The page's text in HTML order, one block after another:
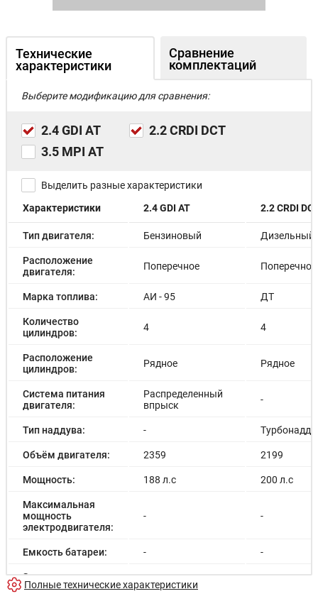
Технические
характеристики
Сравнение
комплектаций
Выберите модификацию для сравнения:
2.4 GDI AT
2.2 CRDI DCT
3.5 MPI AT
Выделить разные характеристики
Характеристики
2.4 GDI AT 2.2 CRDI
Тип двигателя: Бензиновый Дизельный
Расположение
двигателя:
Поперечное Поперечное
Марка топлива: АИ - 95 ДТ
Количество
цилиндров:
4 4
Расположение
цилиндров:
Рядное Рядное
Система питания
двигателя:
Распределенный
впрыск
-
Тип наддува: -
Объём двигателя: 2359 2199
Мощность: 188 л.с 200 л.с
Максимальная
мощность
электродвигателя:
- -
Емкость батареи: - -
Запас хода на
электричестве:
-
Полные технические характеристики